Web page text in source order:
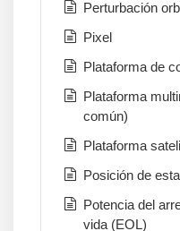
Perturbación
Pixel
Plataforma de
Plataforma
común)
Plataforma
Posición de
Potencia del
vida (EOL)